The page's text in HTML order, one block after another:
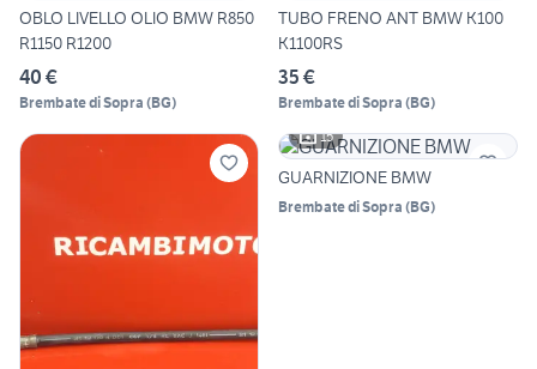
OBLO LIVELLO OLIO BMW R850
R1150 R1200
40 €
Brembate di Sopra (BG)
TUBO FRENO ANT BMW K100
K1100RS
35 €
Brembate di Sopra (BG)
15
GUARNIZIONE BMW
Brembate di Sopra (BG)